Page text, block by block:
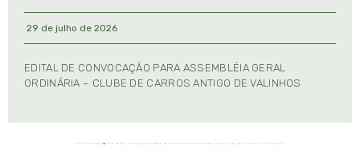
29 de julho de 2026
EDITAL DE CONVOCAÇÃO PARA ASSEMBLÉIA GERAL
ORDINÁRIA – CLUBE DE CARROS ANTIGO DE VALINHOS